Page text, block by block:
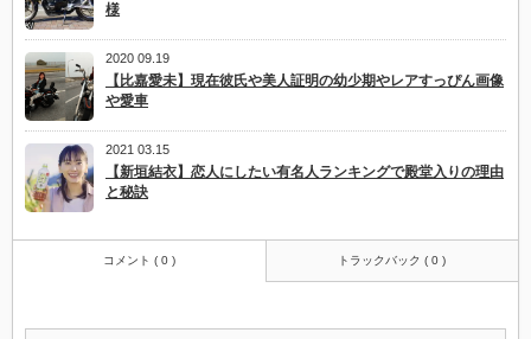
様
2020 09.19
【比嘉愛未】現在彼氏や美人証明の幼少期やレアすっぴん画像
や愛車
2021 03.15
【新垣結衣】恋人にしたい有名人ランキングで殿堂入りの理由
と秘訣
コメント ( 0 ) トラックバック ( 0 )